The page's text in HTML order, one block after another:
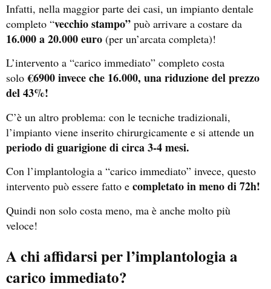
Infatti, nella maggior parte dei casi, un impianto dentale
completo “vecchio stampo” può arrivare a costare da
16.000 a 20.000 euro (per un’arcata completa)!
L’intervento a “carico immediato” completo costa
solo€6900 invece che 16.000, una riduzione del prezzo
del 43%!
C’è un altro problema: con le tecniche tradizionali,
l’impianto viene inserito chirurgicamente e si attende un
periodo di guarigione di circa 3-4 mesi.
Con l’implantologia a “carico immediato” invece, questo
intervento può essere fatto e completato in meno di 72h!
Quindi non solo costa meno, ma è anche molto più
veloce!
A chi affidarsi per l’implantologia a
carico immediato?